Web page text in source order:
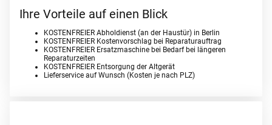
Ihre Vorteile auf einen Blick
KOSTENFREIER Abholdienst (an der Haustür) in Berlin
KOSTENFREIER Kostenvorschlag bei Reparaturauftrag
KOSTENFREIER Ersatzmaschine bei Bedarf bei längeren
Reparaturzeiten
KOSTENFREIER Entsorgung der Altgerät
Lieferservice auf Wunsch (Kosten je nach PLZ)